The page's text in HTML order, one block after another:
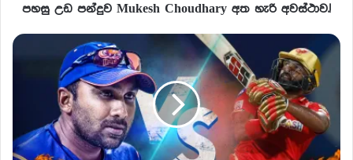
පහසු උඩ පන්දුව Mukesh Choudhary අත හැරි අවස්ථාව.!